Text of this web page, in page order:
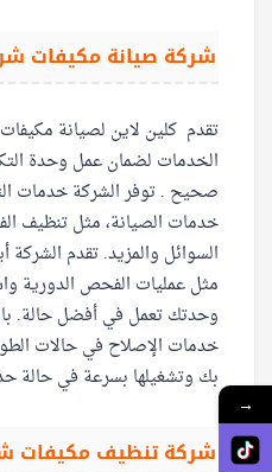
شركة صيانة مكيفات
تقدم كلين لاين لصيانة
الخدمات لضمان عمل وحدة
صحيح . توفر الشركة خدمات
خدمات الصيانة، مثل تنظيف
السوائل والمزيد. تقدم الشركة
مثل عمليات الفحص الدورية
وحدتك تعمل في أفضل حالة.
خدمات الإصلاح في حالات
بك وتشغيلها بسرعة في
شركة تنظيف مكيفات
→